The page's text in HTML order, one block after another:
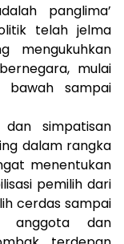
panglima’
telah jelma
mengukuhkan
mulai
bawah sampai
simpatisan
dalam rangka
menentukan
pemilih dari
cerdas sampai
anggota dan